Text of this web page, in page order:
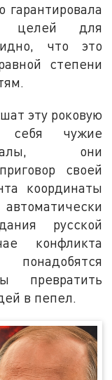
целей для
что это
степени
эту роковую
чужие
они
своей
координаты
русской
конфликта
превратить
в пепел.